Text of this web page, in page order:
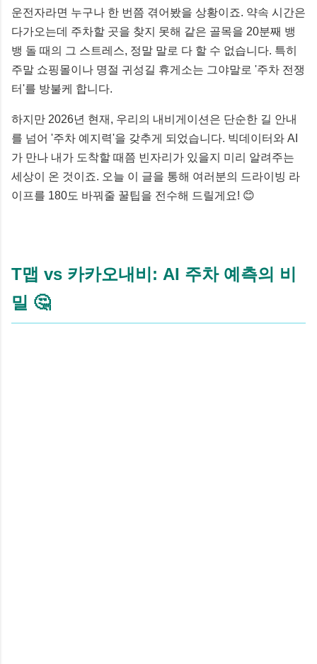
운전자라면 누구나 한 번쯤 겪어봤을 상황이죠. 약속 시간은
다가오는데 주차할 곳을 찾지 못해 같은 골목을 20분째 뱅
뱅 돌 때의 그 스트레스, 정말 말로 다 할 수 없습니다. 특히
주말 쇼핑몰이나 명절 귀성길 휴게소는 그야말로 '주차 전쟁
터'를 방불케 합니다.
하지만 2026년 현재, 우리의 내비게이션은 단순한 길 안내
를 넘어 '주차 예지력'을 갖추게 되었습니다. 빅데이터와 AI
가 만나 내가 도착할 때쯤 빈자리가 있을지 미리 알려주는
세상이 온 것이죠. 오늘 이 글을 통해 여러분의 드라이빙 라
이프를 180도 바꿔줄 꿀팁을 전수해 드릴게요! 😊
T맵 vs 카카오내비: AI 주차 예측의 비
밀 🤔